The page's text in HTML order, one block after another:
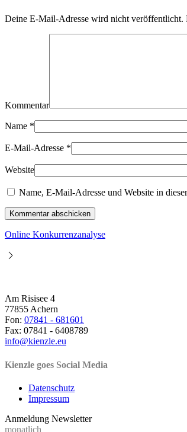
Deine E-Mail-Adresse wird nicht veröffentlicht.
Kommentar
Name *
E-Mail-Adresse *
Website
Name, E-Mail-Adresse und Website in
Kommentar abschicken
Online Konkurrenzanalyse
Am Risisee 4
77855 Achern
Fon: 07841 - 681601
Fax: 07841 - 6408789
info@kienzle.eu
Kienzle goes Social Media
Datenschutz
Impressum
Anmeldung Newsletter
monatlich